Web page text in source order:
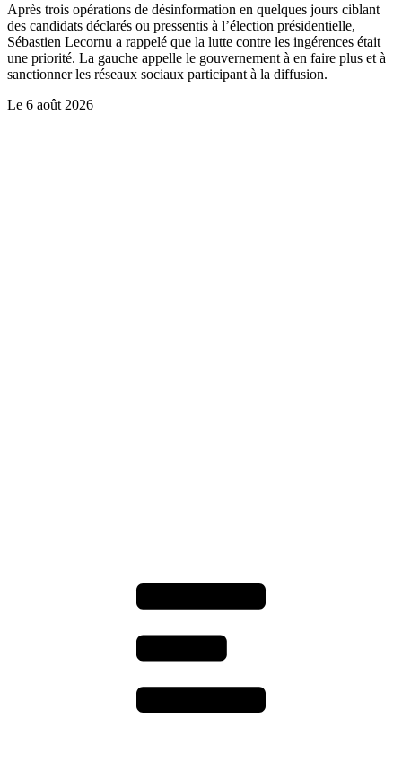
Après trois opérations de désinformation en quelques jours ciblant
des candidats déclarés ou pressentis à l’élection présidentielle,
Sébastien Lecornu a rappelé que la lutte contre les ingérences était
une priorité. La gauche appelle le gouvernement à en faire plus et à
sanctionner les réseaux sociaux participant à la diffusion.
Le 6 août 2026